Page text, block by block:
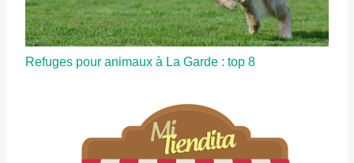
Refuges pour animaux à La Garde : top 8